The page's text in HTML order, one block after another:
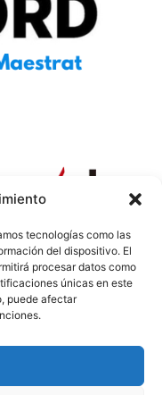
tecnologías como las
del dispositivo. El
procesar datos como
únicas en este
puede afectar
de Cookies|Aviso
Tarifes de Publicitat